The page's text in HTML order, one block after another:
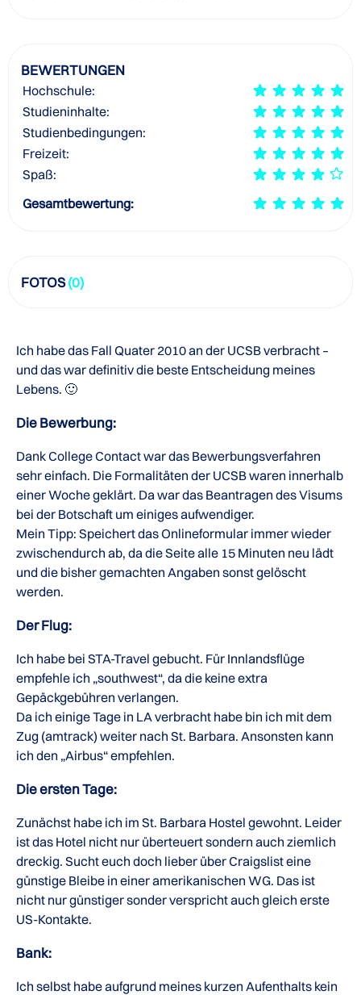
BEWERTUNGEN
Hochschule:
Studieninhalte:
Studienbedingungen:
Freizeit:
Spaß:
Gesamtbewertung:
FOTOS(0)
Ich habe das Fall Quater 2010 an der UCSB verbracht –
und das war definitiv die beste Entscheidung meines
Lebens. 🙂
Die Bewerbung:
Dank College Contact war das Bewerbungsverfahren
sehr einfach. Die Formalitäten der UCSB waren innerhalb
einer Woche geklärt. Da war das Beantragen des Visums
bei der Botschaft um einiges aufwendiger.
Mein Tipp: Speichert das Onlineformular immer wieder
zwischendurch ab, da die Seite alle 15 Minuten neu lädt
und die bisher gemachten Angaben sonst gelöscht
werden.
Der Flug:
Ich habe bei STA-Travel gebucht. Für Innlandsflüge
empfehle ich „southwest“, da die keine extra
Gepäckgebühren verlangen.
Da ich einige Tage in LA verbracht habe bin ich mit dem
Zug (amtrack) weiter nach St. Barbara. Ansonsten kann
ich den „Airbus“ empfehlen.
Die ersten Tage:
Zunächst habe ich im St. Barbara Hostel gewohnt. Leider
ist das Hotel nicht nur überteuert sondern auch ziemlich
dreckig. Sucht euch doch lieber über Craigslist eine
günstige Bleibe in einer amerikanischen WG. Das ist
nicht nur günstiger sonder verspricht auch gleich erste
US-Kontakte.
Bank:
Ich selbst habe aufgrund meines kurzen Aufenthalts kein